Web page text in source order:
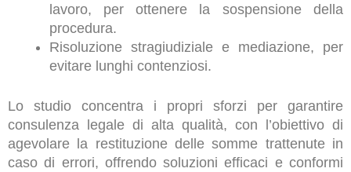
lavoro, per ottenere la sospensione della
procedura.
Risoluzione stragiudiziale e mediazione, per
evitare lunghi contenziosi.
Lo studio concentra i propri sforzi per garantire
consulenza legale di alta qualità, con l’obiettivo di
agevolare la restituzione delle somme trattenute in
caso di errori, offrendo soluzioni efficaci e conformi